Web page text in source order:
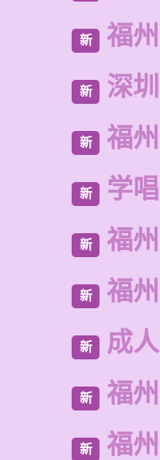
新 福
新 深
新 福
新 学
新 福
新 福
新 成
新 福
新 福